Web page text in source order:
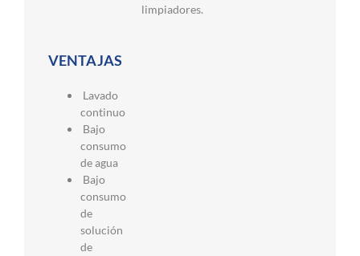
limpiadores.
VENTAJAS
Lavado
continuo
Bajo
consumo
de agua
Bajo
consumo
de
solución
de